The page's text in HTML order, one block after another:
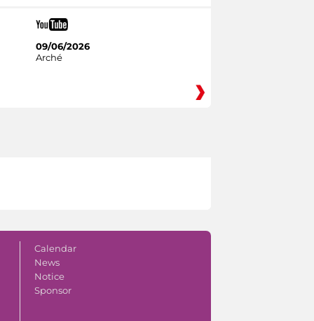
09/06/2026
Arché
Calendar
News
Notice
Sponsor